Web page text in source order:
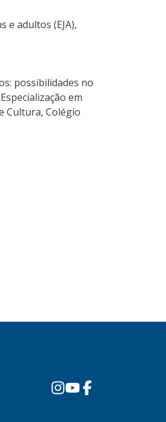
e adultos (EJA),
possibilidades no
em
Cultura, Colégio